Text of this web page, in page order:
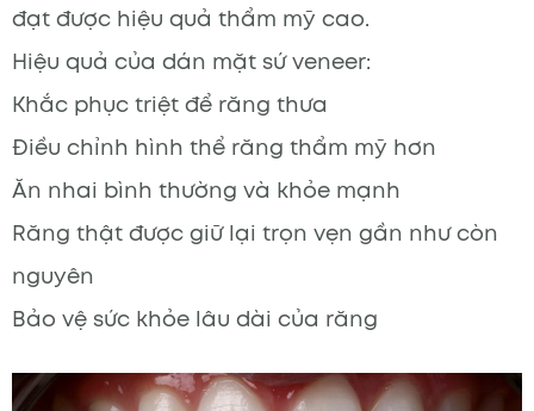
đạt được hiệu quả thẩm mỹ cao.
Hiệu quả của dán mặt sứ veneer:
Khắc phục triệt để răng thưa
Điều chỉnh hình thể răng thẩm mỹ hơn
Ăn nhai bình thường và khỏe mạnh
Răng thật được giữ lại trọn vẹn gần như còn
nguyên
Bảo vệ sức khỏe lâu dài của răng